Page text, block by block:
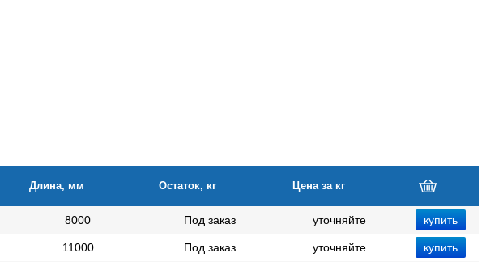
Длина, мм Остаток, кг Цена за кг
8000 Под заказ уточняйте
11000 Под заказ уточняйте